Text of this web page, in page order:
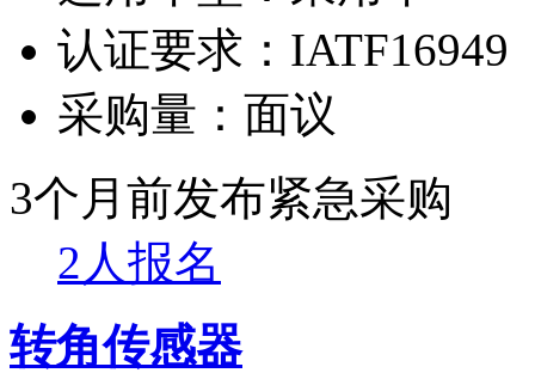
认证要求： IATF16949
采购量： 面议
3个月前发布紧急采购
2人报名
转角传感器